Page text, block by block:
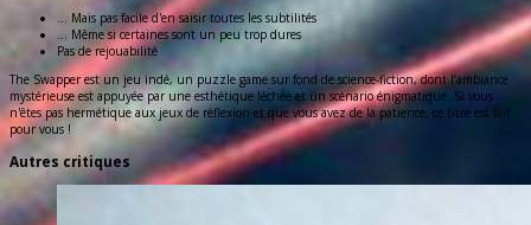
... Mais pas facile d'en saisir toutes les subtilités
... Même si certaines sont un peu trop dures
Pas de rejouabilité
The Swapper est un jeu indé, un puzzle game sur fond de science-fiction, dont l’ambiance
mystérieuse est appuyée par une esthétique léchée et un scénario énigmatique. Si vous
n'êtes pas hermétique aux jeux de réflexion et que vous avez de la patience, ce titre est fait
pour vous !
Autres critiques